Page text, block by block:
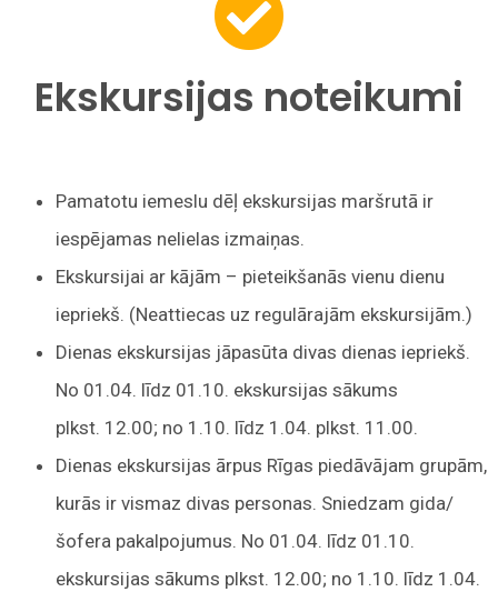
Ekskursijas noteikumi
Pamatotu iemeslu dēļ ekskursijas maršrutā ir
iespējamas nelielas izmaiņas.
Ekskursijai ar kājām – pieteikšanās vienu dienu
iepriekš. (Neattiecas uz regulārajām ekskursijām.)
Dienas ekskursijas jāpasūta divas dienas iepriekš.
No 01.04. līdz 01.10. ekskursijas sākums
plkst. 12.00; no 1.10. līdz 1.04. plkst. 11.00.
Dienas ekskursijas ārpus Rīgas piedāvājam grupām,
kurās ir vismaz divas personas. Sniedzam gida/
šofera pakalpojumus. No 01.04. līdz 01.10.
ekskursijas sākums plkst. 12.00; no 1.10. līdz 1.04.